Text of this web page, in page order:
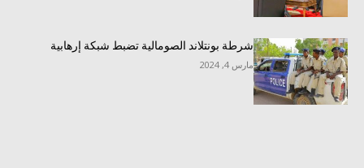
شرطة بونتلاند الصومالية تضبط شبكة إرهابية
مارس 4, 2024